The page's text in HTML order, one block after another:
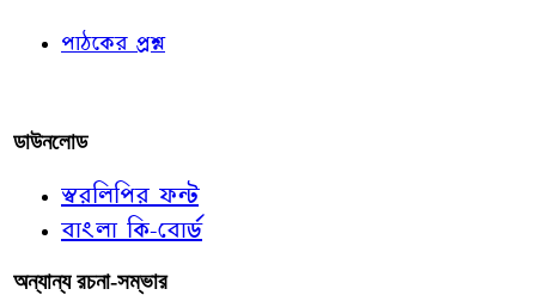
পাঠকের প্রশ্ন
ডাউনলোড
স্বরলিপির ফন্ট
বাংলা কি-বোর্ড
অন্যান্য রচনা-সম্ভার